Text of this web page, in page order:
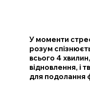
У моменти
розум
всього 4
відновлення, і
для подолання